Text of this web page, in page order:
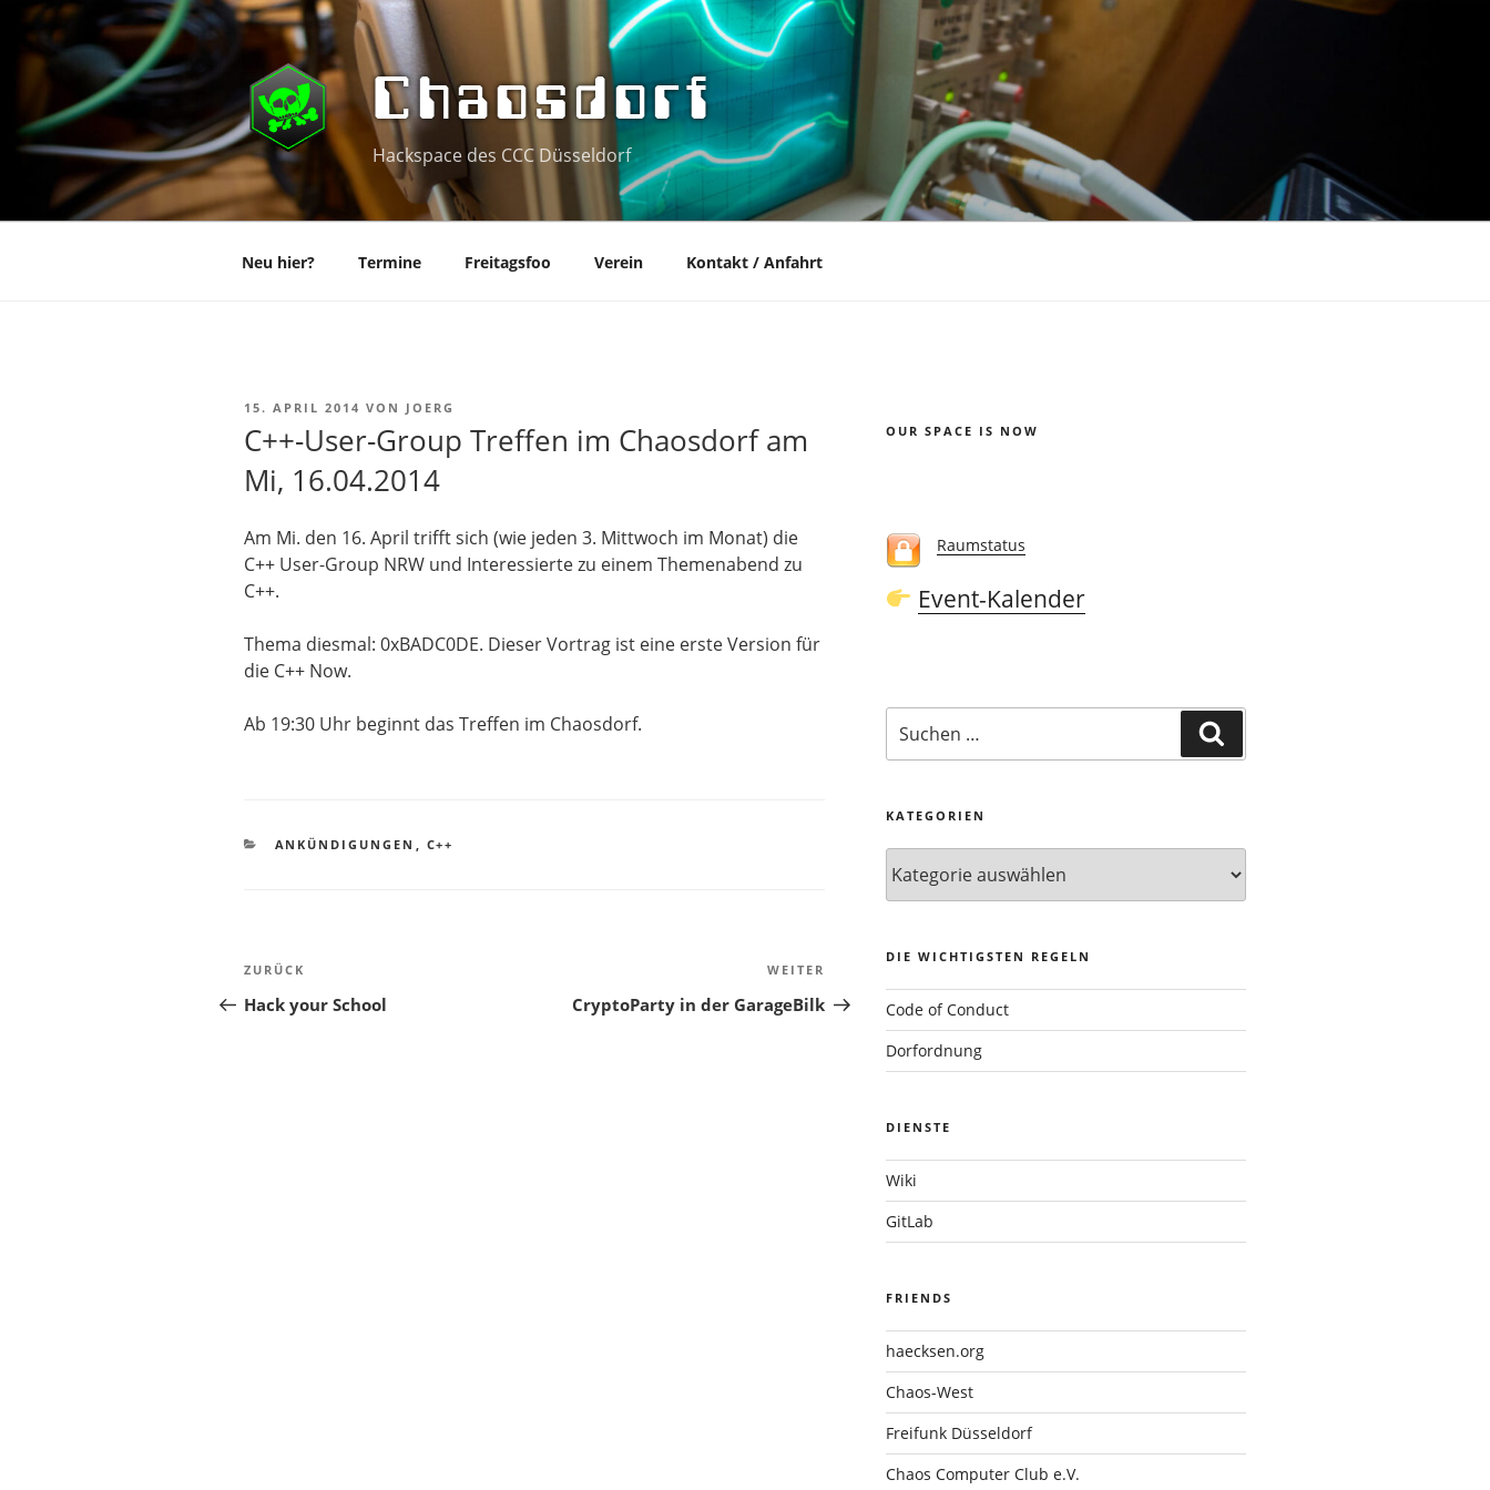
Zum
Inhalt
springen
Chaosdorf
Hackspace des CCC Düsseldorf
Neu hier? Termine Freitagsfoo Verein Kontakt / Anfahrt
VERÖFFENTLICHT
15. APRIL 2014 VON JOERG
C++-User-Group Treffen im Chaosdorf am
Mi, 16.04.2014
Am Mi. den 16. April trifft sich (wie jeden 3. Mittwoch im Monat) die
C++ User-Group NRW und Interessierte zu einem Themenabend zu
C++.
Thema diesmal: 0xBADC0DE. Dieser Vortrag ist eine erste Version für
die C++ Now.
Ab 19:30 Uhr beginnt das Treffen im Chaosdorf.
KATEGORIEN
ANKÜNDIGUNGEN , C++
Beitragsnavigation
Vorheriger
Beitrag
ZURÜCK
Hack your School
Beitrag
WEITER
CryptoParty in der GarageBilk
OUR SPACE IS NOW
Raumstatus
Event-Kalender
nach:
KATEGORIEN
DIE WICHTIGSTEN REGELN
Code of Conduct
Dorfordnung
DIENSTE
Wiki
GitLab
FRIENDS
haecksen.org
Chaos-West
Freifunk Düsseldorf
Chaos Computer Club e.V.